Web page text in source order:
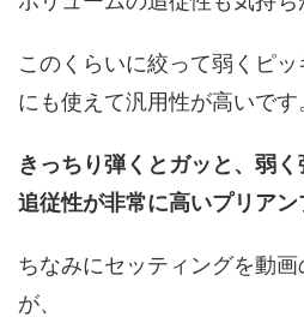
このくらいに絞って弱くピ
にも使えて汎用性が高いです
きっちり弾くとガッと、弱
追従性が非常に高いプリアン
ちなみにセッティングを動
が、